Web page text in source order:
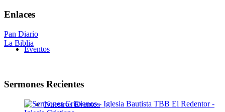
Eventos
Nuestros Eventos
Enlaces
Pan Diario
La Biblia
Sermones Recientes